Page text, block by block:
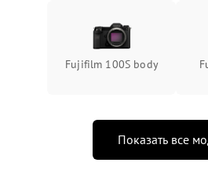
Fujifilm 100S body
Показать все